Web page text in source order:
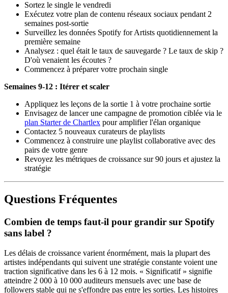
Sortez le single le vendredi
Exécutez votre plan de contenu réseaux sociaux pendant 2
semaines post-sortie
Surveillez les données Spotify for Artists quotidiennement la
première semaine
Analysez : quel était le taux de sauvegarde ? Le taux de skip ?
D'où venaient les écoutes ?
Commencez à préparer votre prochain single
Semaines 9-12 : Itérer et scaler
Appliquez les leçons de la sortie 1 à votre prochaine sortie
Envisagez de lancer une campagne de promotion ciblée via le
plan Starter de Chartlex pour amplifier l'élan organique
Contactez 5 nouveaux curateurs de playlists
Commencez à construire une playlist collaborative avec des
pairs de votre genre
Revoyez les métriques de croissance sur 90 jours et ajustez la
stratégie
Questions Fréquentes
Combien de temps faut-il pour grandir sur Spotify
sans label ?
Les délais de croissance varient énormément, mais la plupart des
artistes indépendants qui suivent une stratégie constante voient une
traction significative dans les 6 à 12 mois. « Significatif » signifie
atteindre 2 000 à 10 000 auditeurs mensuels avec une base de
followers stable qui ne s'effondre pas entre les sorties. Les histoires